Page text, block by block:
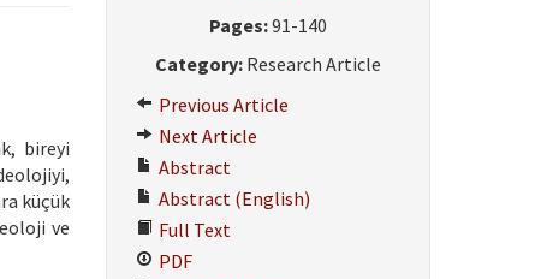
bireyi
küçük
ve
Pages:91-140
Category:Research Article
Previous Article
Next Article
Abstract
Abstract (English)
Full Text
PDF